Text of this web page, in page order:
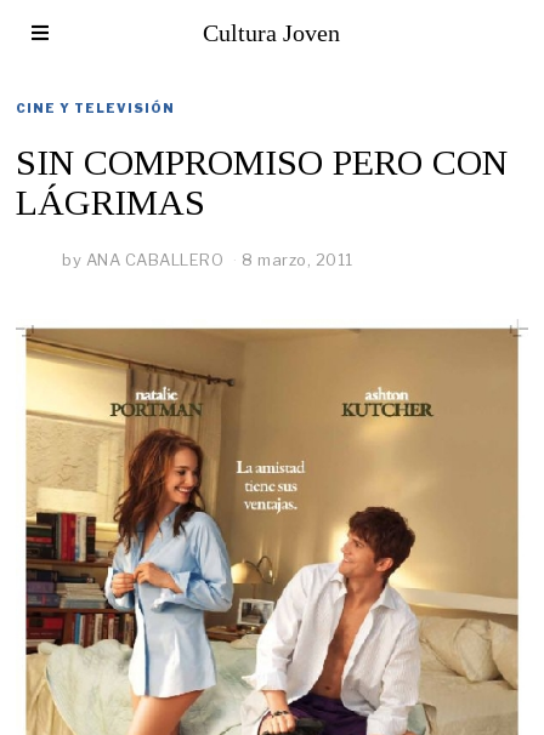
Cultura Joven
CINE Y TELEVISIÓN
SIN COMPROMISO PERO CON
LÁGRIMAS
by ANA CABALLERO 8 marzo, 2011